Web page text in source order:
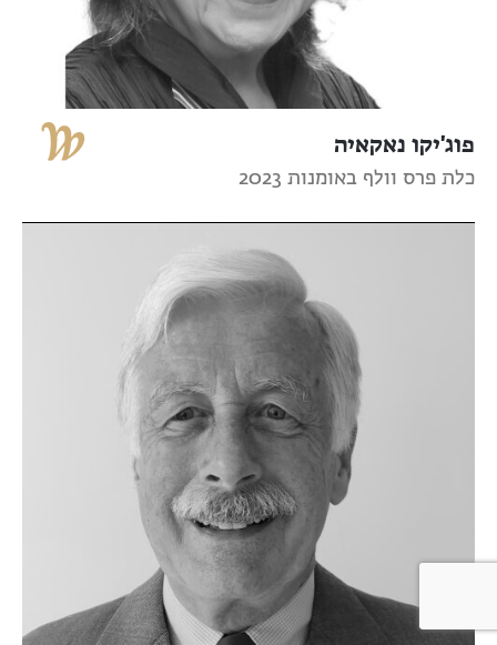
פוג'יקו נאקאיה
כלת פרס וולף באומנות 2023